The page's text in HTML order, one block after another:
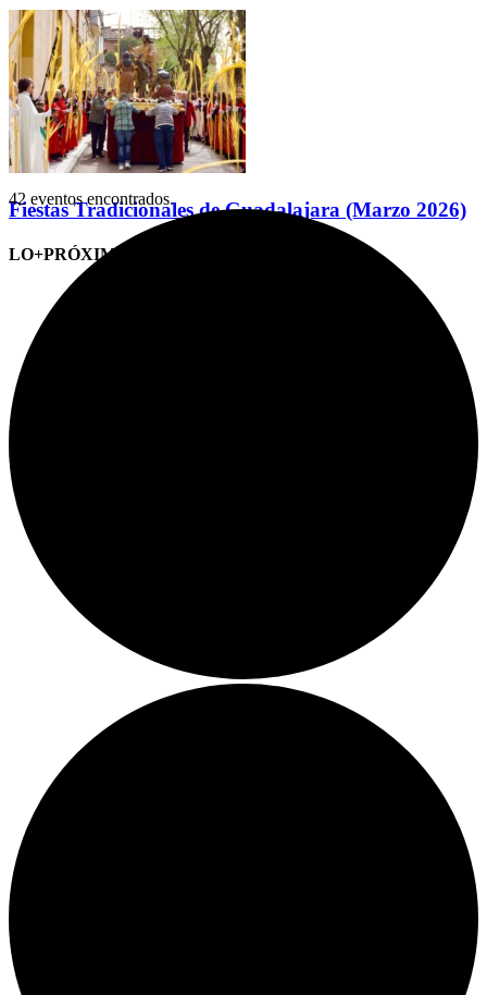
Fiestas Tradicionales de Guadalajara (Marzo 2026)
LO+PRÓXIMO (CITAS)
42 eventos encontrados.